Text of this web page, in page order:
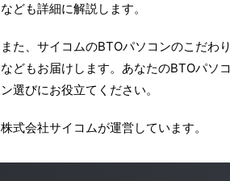
なども詳細に解説します。
また、サイコムのBTOパソコンのこだわり
などもお届けします。あなたのBTOパソコ
ン選びにお役立てください。
株式会社サイコムが運営しています。